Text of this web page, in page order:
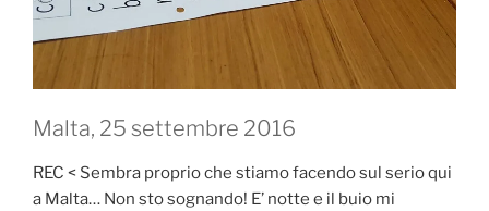
Malta, 25 settembre 2016
REC < Sembra proprio che stiamo facendo sul serio qui
a Malta… Non sto sognando! E’ notte e il buio mi